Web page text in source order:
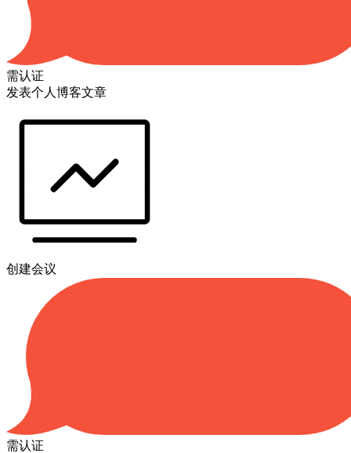
需认证
发表个人博客文章
创建会议
需认证